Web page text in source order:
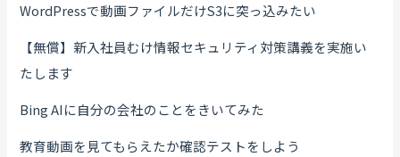
WordPressで動画ファイルだけS3に突っ込みたい
【無償】新入社員むけ情報セキュリティ対策講義を実施い
たします
Bing AIに自分の会社のことをきいてみた
教育動画を見てもらえたか確認テストをしよう